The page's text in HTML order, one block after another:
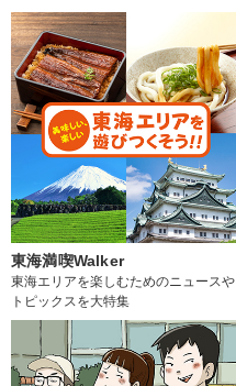
東海満喫Walker
東海エリアを楽しむためのニュースや
トピックスを大特集